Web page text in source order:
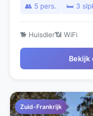
👥 5 pers. 🛏️ 3
🐕 Huisdier📶 WiFi
Bekijk
Zuid-Frankrijk